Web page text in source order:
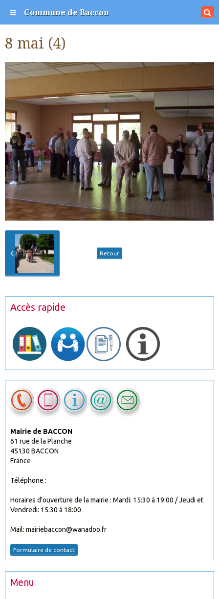
Commune de Baccon
8 mai (4)
Retour
Accès rapide
Mairie de BACCON
61 rue de la Planche
45130 BACCON
France
Téléphone :
Horaires d'ouverture de la mairie : Mardi: 15:30 à 19:00 / Jeudi et
Vendredi: 15:30 à 18:00
Mail: mairiebaccon@wanadoo.fr
Formulaire de contact
Menu